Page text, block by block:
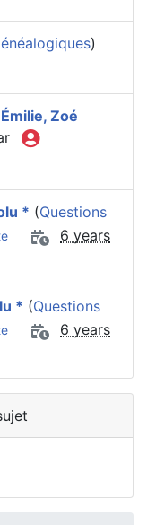
)
Zoé
* (Questions
6 years
* (Questions
6 years